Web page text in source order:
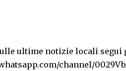
ultime notizie locali segui
channel/